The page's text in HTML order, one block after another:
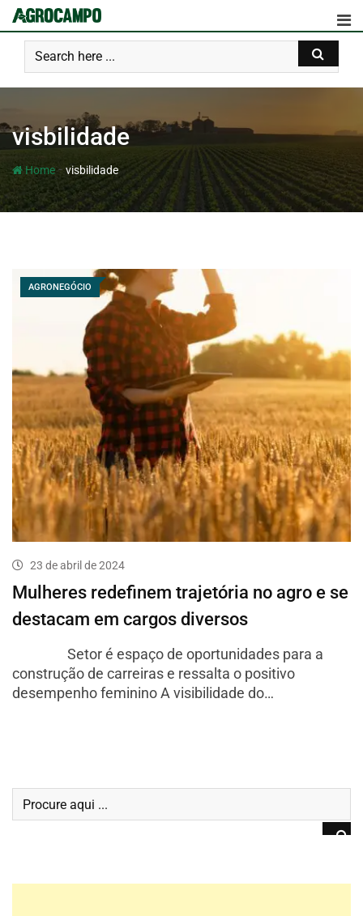
visbilidade
Home- visbilidade
AGRONEGÓCIO
23 de abril de 2024
Mulheres redefinem trajetória no agro e se
destacam em cargos diversos
Setor é espaço de oportunidades para a
construção de carreiras e ressalta o positivo
desempenho feminino A visibilidade do…